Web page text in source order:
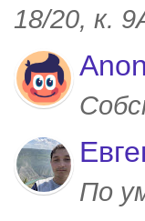
18/20, к.
По